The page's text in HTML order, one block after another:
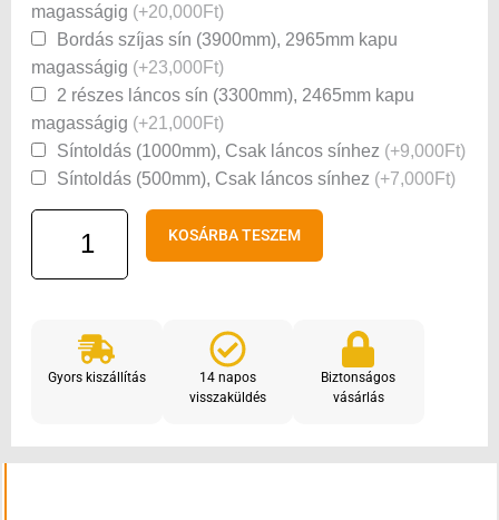
magasságig (+20,000Ft)
Bordás szíjas sín (3900mm), 2965mm kapu
magasságig (+23,000Ft)
2 részes láncos sín (3300mm), 2465mm kapu
magasságig (+21,000Ft)
Síntoldás (1000mm), Csak láncos sínhez (+9,000Ft)
Síntoldás (500mm), Csak láncos sínhez (+7,000Ft)
mennyiség
KOSÁRBA TESZEM
Gyors kiszállítás
14 napos
visszaküldés
Biztonságos
vásárlás